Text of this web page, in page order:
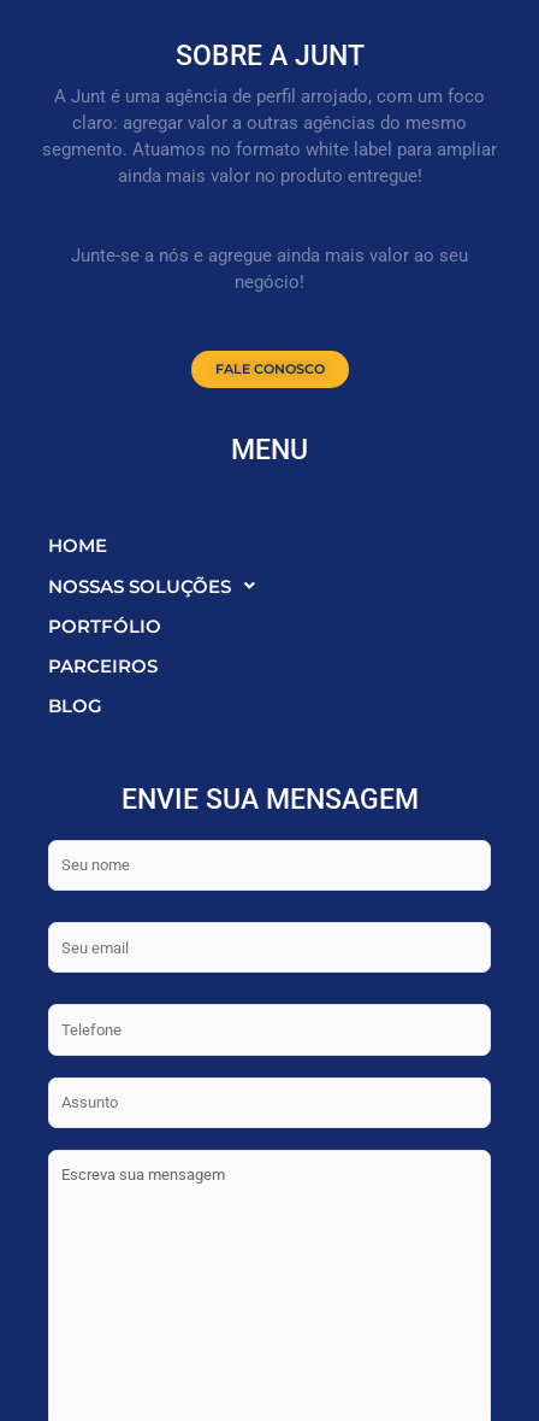
SOBRE A JUNT
A Junt é uma agência de perfil arrojado, com um foco
claro: agregar valor a outras agências do mesmo
segmento. Atuamos no formato white label para ampliar
ainda mais valor no produto entregue!
Junte-se a nós e agregue ainda mais valor ao seu
negócio!
FALE CONOSCO
MENU
HOME
NOSSAS SOLUÇÕES
PORTFÓLIO
PARCEIROS
BLOG
ENVIE SUA MENSAGEM